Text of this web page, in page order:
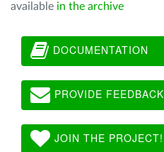
available in the archive
DOCUMENTATION
PROVIDE FEEDBACK
JOIN THE PROJECT!